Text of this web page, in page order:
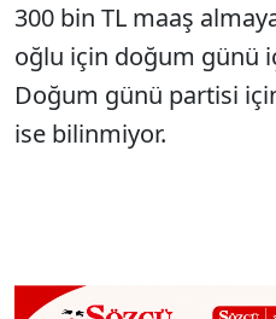
300 bin TL maaş
oğlu için doğum günü
Doğum günü partisi
ise bilinmiyor.